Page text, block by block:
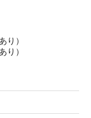
）
）